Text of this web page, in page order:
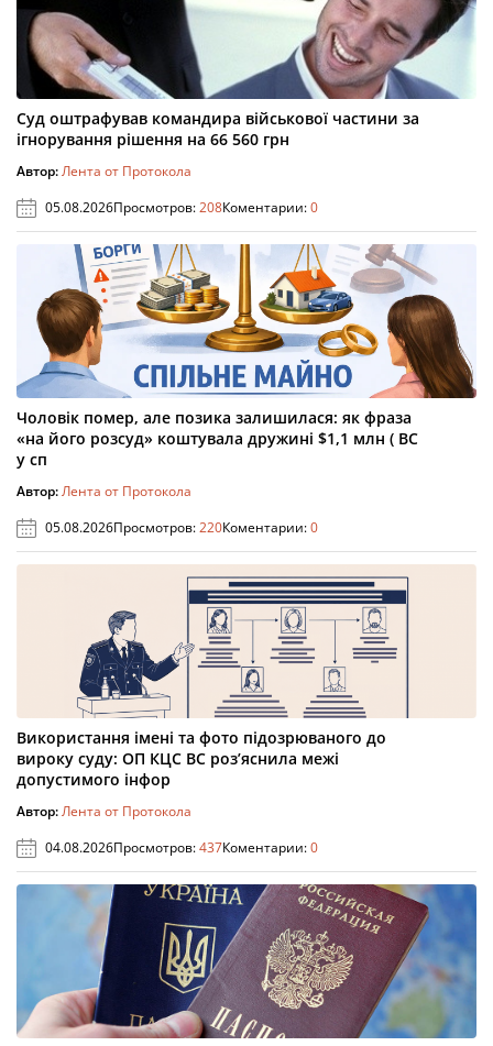
Суд оштрафував командира військової частини за
ігнорування рішення на 66 560 грн
Автор:Лента от Протокола
05.08.2026Просмотров:208Коментарии:0
Чоловік помер, але позика залишилася: як фраза
«на його розсуд» коштувала дружині $1,1 млн ( ВС
у сп
Автор:Лента от Протокола
05.08.2026Просмотров:220Коментарии:0
Використання імені та фото підозрюваного до
вироку суду: ОП КЦС ВС роз’яснила межі
допустимого інфор
Автор:Лента от Протокола
04.08.2026Просмотров:437Коментарии:0